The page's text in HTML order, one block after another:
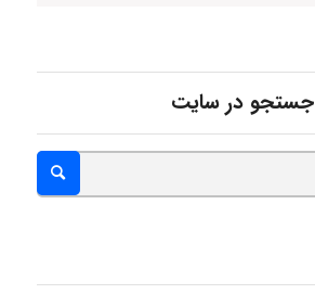
ABOALFZAL ZAREI
nima5534
arman.m
جستجو در سایت